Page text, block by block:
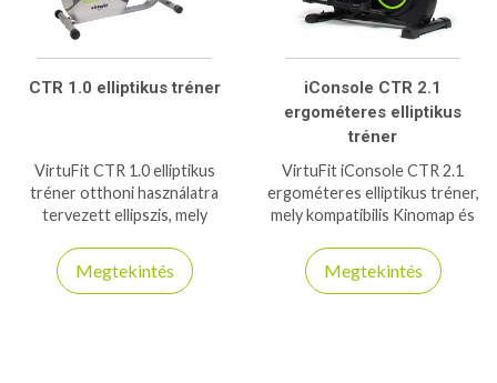
CTR 1.0 elliptikus tréner
VirtuFit CTR 1.0 elliptikus
tréner otthoni használatra
tervezett ellipszis, mely
Megtekintés
iConsole CTR 2.1
ergométeres elliptikus
tréner
VirtuFit iConsole CTR 2.1
ergométeres elliptikus tréner,
mely kompatibilis Kinomap és
150kg-os teherbírás.
Megtekintés